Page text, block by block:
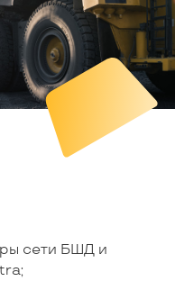
сети БШД и